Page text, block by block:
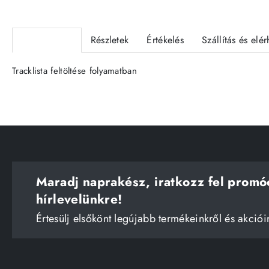
Részletek Értékelés Szállítás és
Tracklista feltöltése folyamatban
Maradj naprakész, iratkozz fel
hírlevelünkre!
Értesülj elsőkönt legújabb termékeinkről és